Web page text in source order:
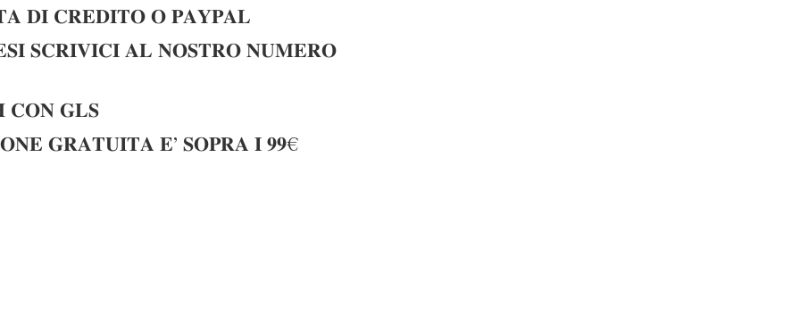
𝐃𝐈 𝐂𝐑𝐄𝐃𝐈𝐓𝐎 𝐎 𝐏𝐀𝐘𝐏𝐀𝐋
𝐒𝐂𝐑𝐈𝐕𝐈𝐂𝐈 𝐀𝐋 𝐍𝐎𝐒𝐓𝐑𝐎 𝐍𝐔𝐌𝐄𝐑𝐎
𝐂𝐎𝐍 𝐆𝐋𝐒
𝐆𝐑𝐀𝐓𝐔𝐈𝐓𝐀 𝐄’ 𝐒𝐎𝐏𝐑𝐀 𝐈 𝟗𝟗€